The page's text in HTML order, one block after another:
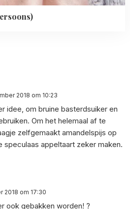
2018 om 10:23
idee, om bruine basterdsuiker en
Om het helemaal af te
zelfgemaakt amandelspijs op
appeltaart zeker maken.
2018 om 17:30
ook gebakken worden! ?